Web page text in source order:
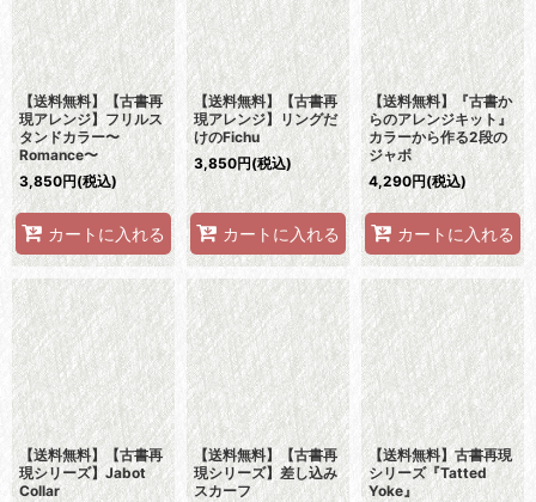
【送料無料】【古書再
現アレンジ】フリルス
タンドカラー〜
Romance〜
3,850円(税込)
カートに入れる
【送料無料】【古書再
現アレンジ】リングだ
けのFichu
3,850円(税込)
カートに入れる
【送料無料】『古書か
らのアレンジキット』
カラーから作る2段の
ジャボ
4,290円(税込)
カートに入れる
【送料無料】【古書再
現シリーズ】Jabot
Collar
【送料無料】【古書再
現シリーズ】差し込み
スカーフ
【送料無料】古書再現
シリーズ『Tatted
Yoke』